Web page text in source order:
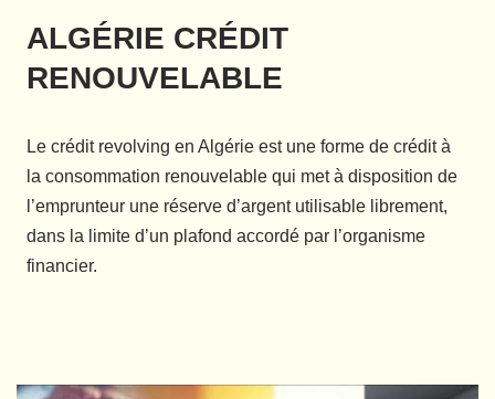
ALGÉRIE CRÉDIT
RENOUVELABLE
Le crédit revolving en Algérie est une forme de crédit à
la consommation renouvelable qui met à disposition de
l’emprunteur une réserve d’argent utilisable librement,
dans la limite d’un plafond accordé par l’organisme
financier.